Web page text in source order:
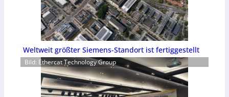
Weltweit größter Siemens-Standort ist fertiggestellt
Bild: Ethercat Technology Group